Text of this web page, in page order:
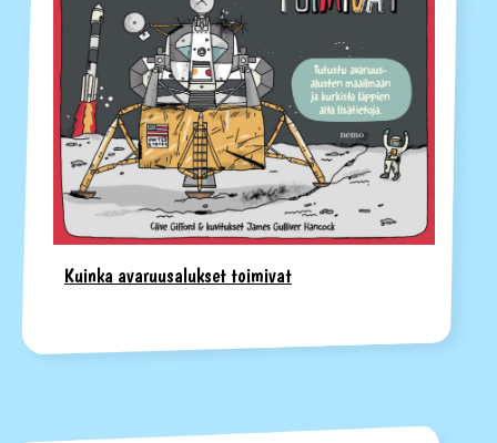
Kuinka avaruusalukset toimivat